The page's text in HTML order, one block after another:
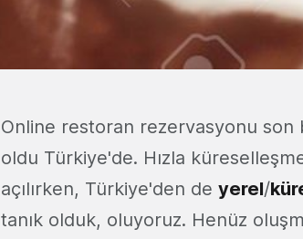
Online restoran rezervasyonu son
oldu Türkiye'de. Hızla
açılırken, Türkiye'den de yerel/
tanık olduk, oluyoruz. Henüz